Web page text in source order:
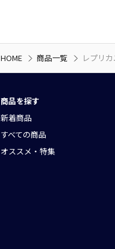
HOME 商品一覧 レプリ
商品を探す
新着商品
すべての商品
オススメ・特集